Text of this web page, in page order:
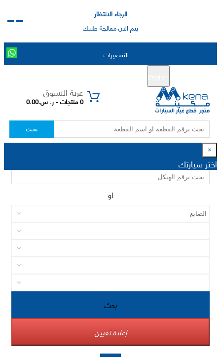
الرجاء الانتظار
يتم الان معالجة طلبك
التسعيرات
عربة التسوق
0 منتجات - ر. س.0.00
بحث
×
اختر سيارتك
او
بحث
إعادة تعيين